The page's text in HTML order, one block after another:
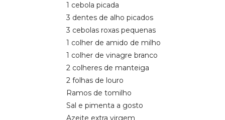
1 cebola picada
3 dentes de alho picados
3 cebolas roxas pequenas
1 colher de amido de milho
1 colher de vinagre branco
2 colheres de manteiga
2 folhas de louro
Ramos de tomilho
Sal e pimenta a gosto
Azeite extra virgem